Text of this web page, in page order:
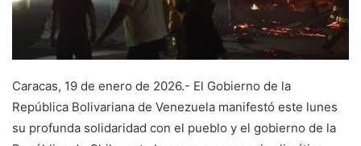
Caracas, 19 de enero de 2026.- El Gobierno de la
República Bolivariana de Venezuela manifestó este lunes
su profunda solidaridad con el pueblo y el gobierno de la